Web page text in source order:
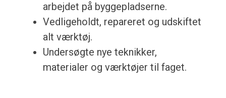
arbejdet på byggepladserne.
Vedligeholdt, repareret og udskiftet
alt værktøj.
Undersøgte nye teknikker,
materialer og værktøjer til faget.